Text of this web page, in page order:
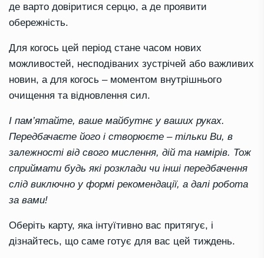
де варто довіритися серцю, а де проявити
обережність.
Для когось цей період стане часом нових
можливостей, несподіваних зустрічей або важливих
новин, а для когось – моментом внутрішнього
очищення та відновлення сил.
І пам’ятайте, ваше майбутнє у ваших руках.
Передбачаєте його і створюєте – тільки Ви, в
залежності від свого мислення, дій та намірів. Тож
сприймати будь які розклади чи інші передбачення
слід виключно у формі рекомендації, а далі робота
за вами!
Оберіть карту, яка інтуїтивно вас притягує, і
дізнайтесь, що саме готує для вас цей тиждень.